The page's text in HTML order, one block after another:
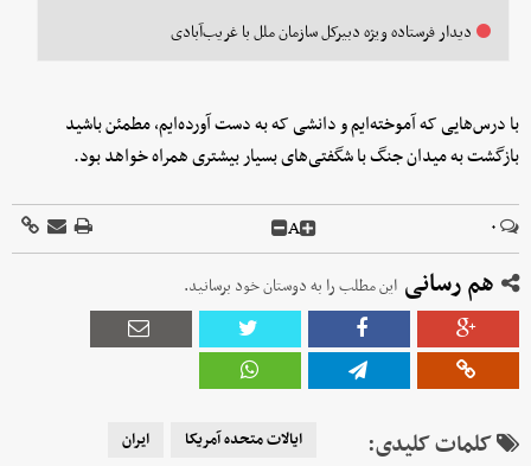
دیدار فرستاده ویژه دبیرکل سازمان ملل با غریب‌آبادی
با درس‌هایی که آموخته‌ایم و دانشی که به دست آورده‌ایم، مطمئن باشید
بازگشت به میدان جنگ با شگفتی‌های بسیار بیشتری همراه خواهد بود.
۰ A
هم رسانی این مطلب را به دوستان خود برسانید.
کلمات کلیدی: ایالات متحده آمریکا
ایران